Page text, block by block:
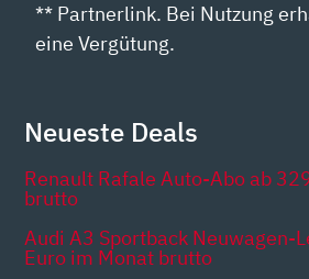
** Partnerlink. Bei Nutzung
eine Vergütung.
Neueste Deals
Renault Rafale Auto-Abo ab
brutto
Audi A3 Sportback Neuwagen-
Euro im Monat brutto